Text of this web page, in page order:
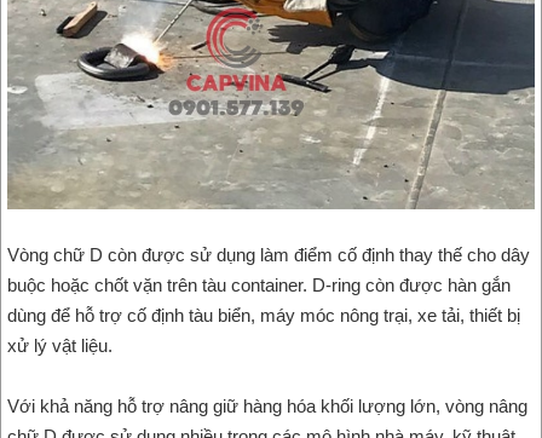
Vòng chữ D còn được sử dụng làm điểm cố định thay thế cho dây
buộc hoặc chốt vặn trên tàu container. D-ring còn được hàn gắn
dùng để hỗ trợ cố định tàu biển, máy móc nông trại, xe tải, thiết bị
xử lý vật liệu.
Với khả năng hỗ trợ nâng giữ hàng hóa khối lượng lớn, vòng nâng